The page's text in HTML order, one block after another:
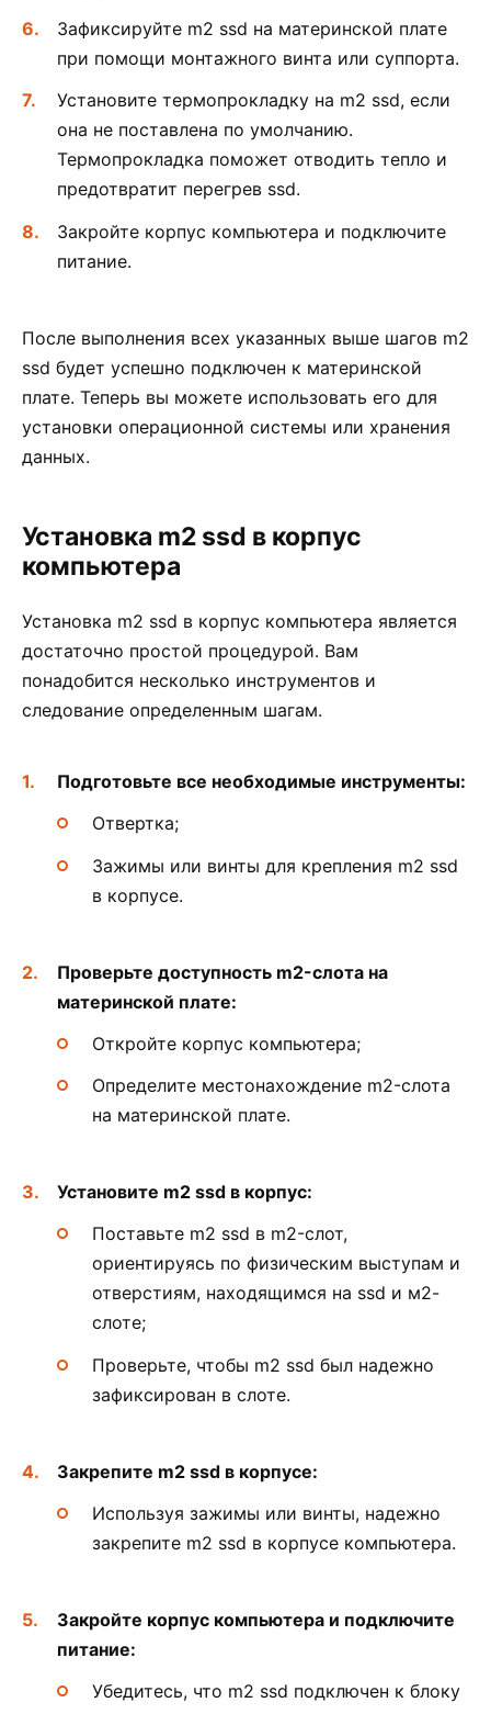
Зафиксируйте m2 ssd на материнской плате
при помощи монтажного винта или суппорта.
Установите термопрокладку на m2 ssd, если
она не поставлена по умолчанию.
Термопрокладка поможет отводить тепло и
предотвратит перегрев ssd.
Закройте корпус компьютера и подключите
питание.
После выполнения всех указанных выше шагов m2
ssd будет успешно подключен к материнской
плате. Теперь вы можете использовать его для
установки операционной системы или хранения
данных.
Установка m2 ssd в корпус
компьютера
Установка m2 ssd в корпус компьютера является
достаточно простой процедурой. Вам
понадобится несколько инструментов и
следование определенным шагам.
Подготовьте все необходимые инструменты:
Отвертка;
Зажимы или винты для крепления m2 ssd
в корпусе.
Проверьте доступность m2-слота на
материнской плате:
Откройте корпус компьютера;
Определите местонахождение m2-слота
на материнской плате.
Установите m2 ssd в корпус:
Поставьте m2 ssd в m2-слот,
ориентируясь по физическим выступам и
отверстиям, находящимся на ssd и м2-
слоте;
Проверьте, чтобы m2 ssd был надежно
зафиксирован в слоте.
Закрепите m2 ssd в корпусе:
Используя зажимы или винты, надежно
закрепите m2 ssd в корпусе компьютера.
Закройте корпус компьютера и подключите
питание:
Убедитесь, что m2 ssd подключен к блоку